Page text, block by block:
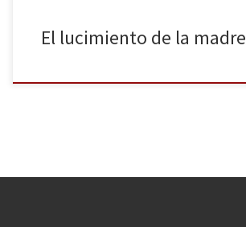
El lucimiento de la madre